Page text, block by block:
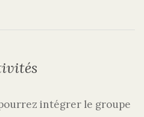
intégrer le groupe